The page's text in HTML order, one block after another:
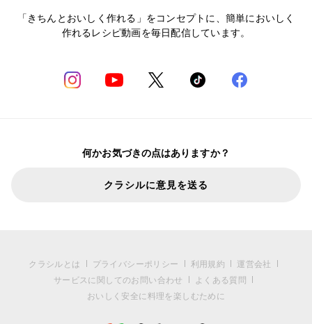
「きちんとおいしく作れる」をコンセプトに、簡単においしく
作れるレシピ動画を毎日配信しています。
何かお気づきの点はありますか？
クラシルに意見を送る
クラシルとは プライバシーポリシー 利用規約
運営会社
サービスに関してのお問い合わせ
よくある質問
おいしく安全に料理を楽しむために